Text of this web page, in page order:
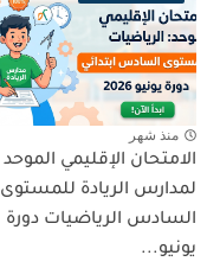
منذ شهر
الامتحان الإقليمي الموحد
لمدارس الريادة للمستوى
السادس الرياضيات دورة
يونيو...